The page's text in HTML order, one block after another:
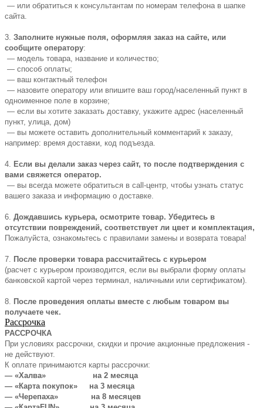
— или обратиться к консультантам по номерам телефона в шапке
сайта.
3. Заполните нужные поля, оформляя заказ на сайте, или
сообщите оператору:
— модель товара, название и количество;
— способ оплаты;
— ваш контактный телефон
— назовите оператору или впишите ваш город/населенный пункт в
одноименное поле в корзине;
— если вы хотите заказать доставку, укажите адрес (населенный
пункт, улица, дом)
— вы можете оставить дополнительный комментарий к заказу,
например: время доставки, код подъезда.
4.
Если вы делали заказ через сайт, то после подтверждения с
вами свяжется оператор.
— вы всегда можете обратиться в call-центр, чтобы узнать статус
вашего заказа и информацию о доставке.
6. Дождавшись курьера, осмотрите товар. Убедитесь в
отсутствии повреждений, соответствует ли цвет и комплектация,
Пожалуйста, ознакомьтесь с правилами замены и возврата товара!
7.
После проверки товара рассчитайтесь с курьером
(расчет с курьером производится, если вы выбрали форму оплаты
банковской картой через терминал, наличными или сертификатом).
8.
После проведения оплаты вместе с любым товаром вы
получаете чек.
Рассрочка
РАССРОЧКА
При условиях рассрочки, скидки и прочие акционные предложения -
не действуют.
К оплате принимаются карты рассрочки:
— «Халва» на 2 месяца
— «Карта покупок» на 3 месяца
— «Черепаха» на 8 месяцев